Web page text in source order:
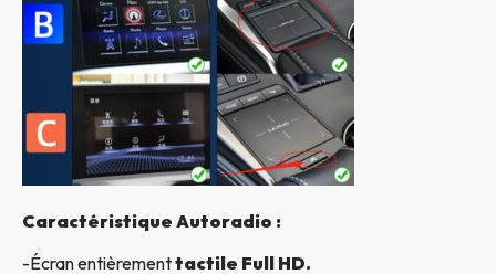
Caractéristique Autoradio :
-Écran entièrementtactile Full HD.